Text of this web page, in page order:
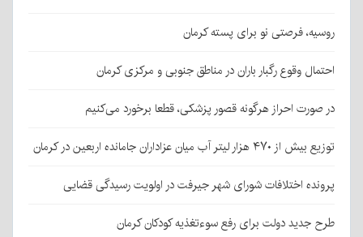
روسیه، فرصتی نو برای پسته کرمان
احتمال وقوع رگبار باران در مناطق جنوبی و مرکزی کرمان
در صورت احراز هرگونه قصور پزشکی، قطعا برخورد می‌کنیم
توزیع بیش از ۴۷۰ هزار لیتر آب میان عزاداران جامانده اربعین در کرمان
پرونده اختلافات شورای شهر جیرفت در اولویت رسیدگی قضایی
طرح جدید دولت برای رفع سوءتغذیه کودکان کرمان